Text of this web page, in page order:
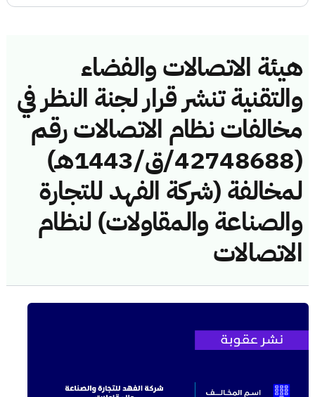
هيئة الاتصالات والفضاء
والتقنية تنشر قرار لجنة النظر في
مخالفات نظام الاتصالات رقم
(42748688/ق/1443هـ)
لمخالفة (شركة الفهد للتجارة
والصناعة والمقاولات) لنظام
الاتصالات